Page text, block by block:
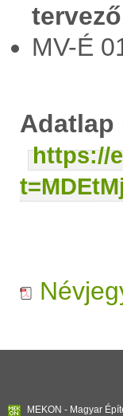
tervező
MV-É
Adatlap
https://
MEKON - Magyar